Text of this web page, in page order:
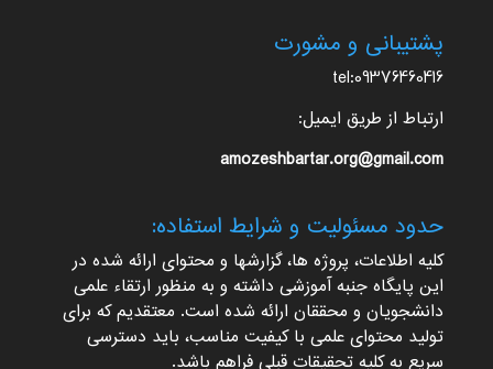
پشتیبانی و مشورت
tel:09376460416
ارتباط از طریق ایمیل:
amozeshbartar.org@gmail.com
حدود مسئولیت و شرایط استفاده:
کلیه اطلاعات، پروژه ها، گزارشها و محتوای ارائه شده در
این پایگاه جنبه آموزشی داشته و به منظور ارتقاء علمی
دانشجویان و محققان ارائه شده است. معتقدیم که برای
تولید محتوای علمی با کیفیت مناسب، باید دسترسی
سریع به کلیه تحقیقات قبلی فراهم باشد.